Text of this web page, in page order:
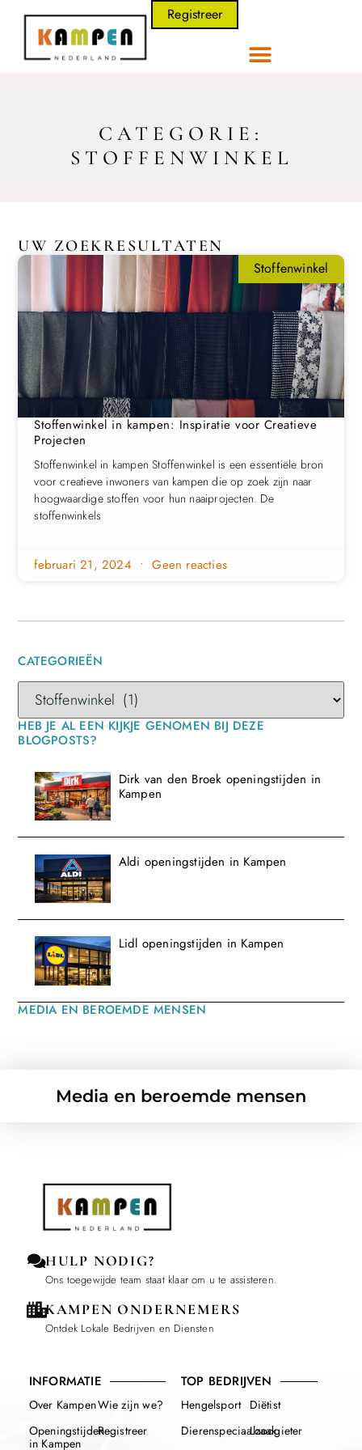
Registreer
CATEGORIE:
STOFFENWINKEL
UW ZOEKRESULTATEN
Stoffenwinkel
Stoffenwinkel in kampen: Inspiratie voor Creatieve
Projecten
Stoffenwinkel in kampen Stoffenwinkel is een essentiële bron
voor creatieve inwoners van kampen die op zoek zijn naar
hoogwaardige stoffen voor hun naaiprojecten. De
stoffenwinkels
februari 21, 2024 Geen reacties
CATEGORIEËN
HEB JE AL EEN KIJKJE GENOMEN BIJ DEZE
BLOGPOSTS?
Dirk van den Broek openingstijden in
Kampen
Aldi openingstijden in Kampen
Lidl openingstijden in Kampen
MEDIA EN BEROEMDE MENSEN
Media en beroemde mensen
HULP NODIG?
Ons toegewijde team staat klaar om u te assisteren.
KAMPEN ONDERNEMERS
Ontdek Lokale Bedrijven en Diensten
INFORMATIE
Over Kampen
Openingstijden
in Kampen
Wie zijn we?
Registreer
TOP BEDRIJVEN
Hengelsport
Dierenspeciaalzaak
Diëtist
Loodgieter